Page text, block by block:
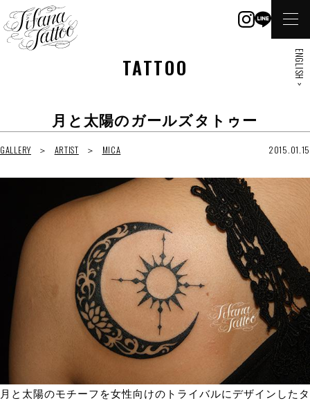
TATTOO
月と太陽のガールズタトゥー
GALLERY ARTIST MICA 2015.01.15
月と太陽のモチーフを女性向けのトライバルにデザインしたタ
ENGLISH >